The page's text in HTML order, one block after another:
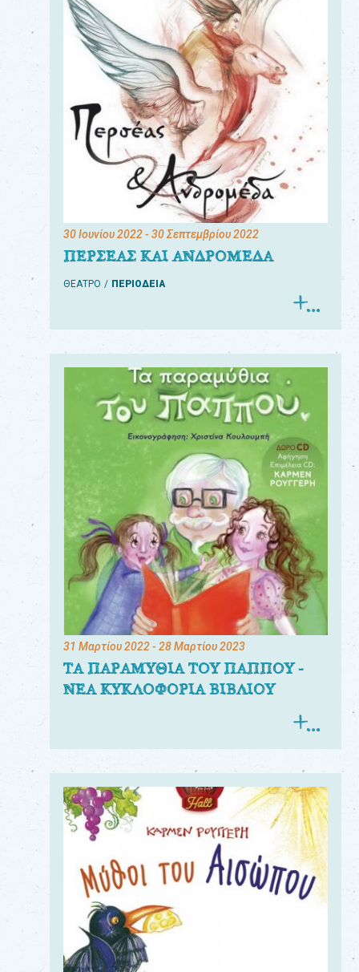
30 Ιουνίου 2022- 30 Σεπτεμβρίου 2022
ΠΕΡΣΕΑΣ ΚΑΙ ΑΝΔΡΟΜΕΔΑ
ΘΕΑΤΡΟ ΠΕΡΙΟΔΕΙΑ
31 Μαρτίου 2022- 28 Μαρτίου 2023
ΤΑ ΠΑΡΑΜΥΘΙΑ ΤΟΥ ΠΑΠΠΟΥ -
ΝΕΑ ΚΥΚΛΟΦΟΡΙΑ ΒΙΒΛΙΟΥ